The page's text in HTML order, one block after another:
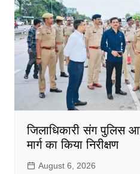
जिलाधिकारी संग पुलिस
मार्ग का किया निरीक्षण
August 6, 2026